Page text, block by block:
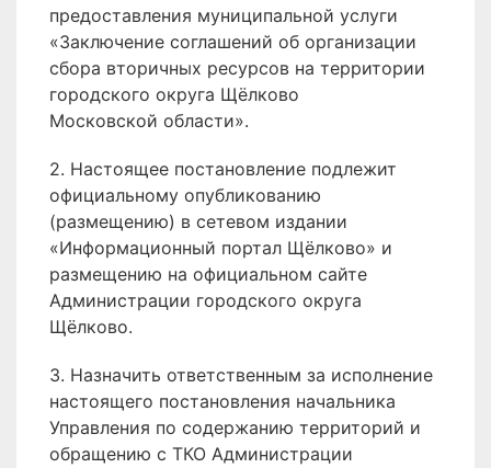
предоставления муниципальной услуги
«Заключение соглашений об организации
сбора вторичных ресурсов на территории
городского округа Щёлково
Московской области».
2. Настоящее постановление подлежит
официальному опубликованию
(размещению) в сетевом издании
«Информационный портал Щёлково» и
размещению на официальном сайте
Администрации городского округа
Щёлково.
3. Назначить ответственным за исполнение
настоящего постановления начальника
Управления по содержанию территорий и
обращению с ТКО Администрации